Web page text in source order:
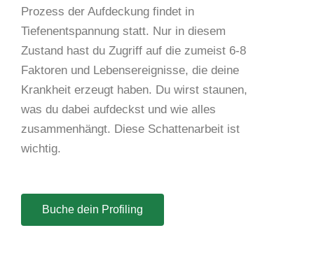
Prozess der Aufdeckung findet in
Tiefenentspannung statt. Nur in diesem
Zustand hast du Zugriff auf die zumeist 6-8
Faktoren und Lebensereignisse, die deine
Krankheit erzeugt haben. Du wirst staunen,
was du dabei aufdeckst und wie alles
zusammenhängt. Diese Schattenarbeit ist
wichtig.
Buche dein Profiling